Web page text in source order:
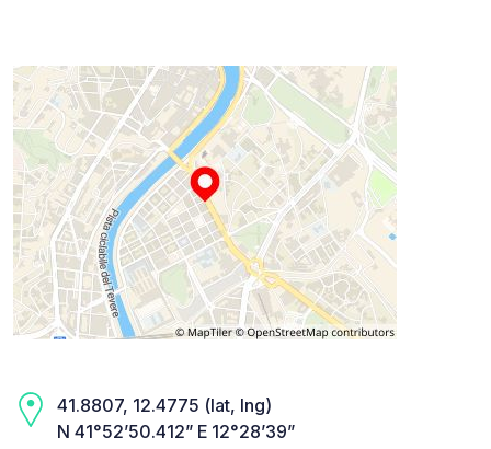
41.8807, 12.4775 (lat, lng)
N 41°52’50.412” E 12°28’39”